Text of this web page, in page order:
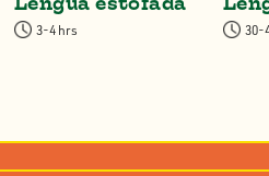
3-4 hrs 30-